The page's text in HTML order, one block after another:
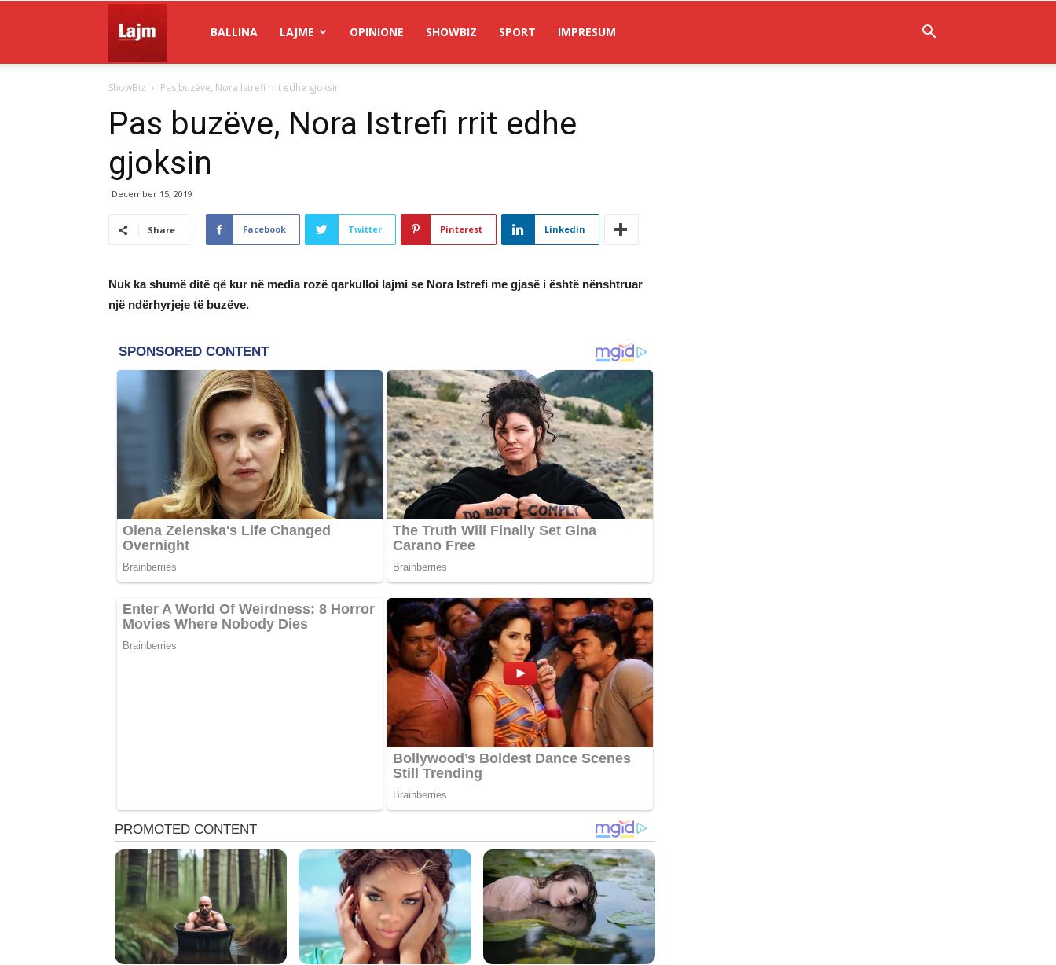
Lajm
BALLINA LAJME OPINIONE SHOWBIZ SPORT IMPRESUM
ShowBiz Pas buzëve, Nora Istrefi rrit edhe gjoksin
Pas buzëve, Nora Istrefi rrit edhe
gjoksin
December 15, 2019
Share Facebook Twitter Pinterest Linkedin
Nuk ka shumë ditë që kur në media rozë qarkulloi lajmi se Nora Istrefi me gjasë i është nënshtruar
një ndërhyrjeje të buzëve.